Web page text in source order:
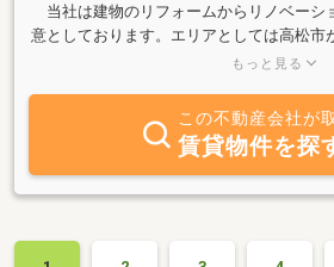
当社は建物のリフォームからリノベーシ
意としております。エリアとしては高松市
けいただければ、香川県内どこへでも参り
もっと見る
この不動産会社が
賃貸物件を探